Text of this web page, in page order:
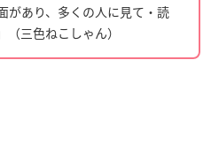
があり、多くの人に見て・読
三色ねこしゃん）